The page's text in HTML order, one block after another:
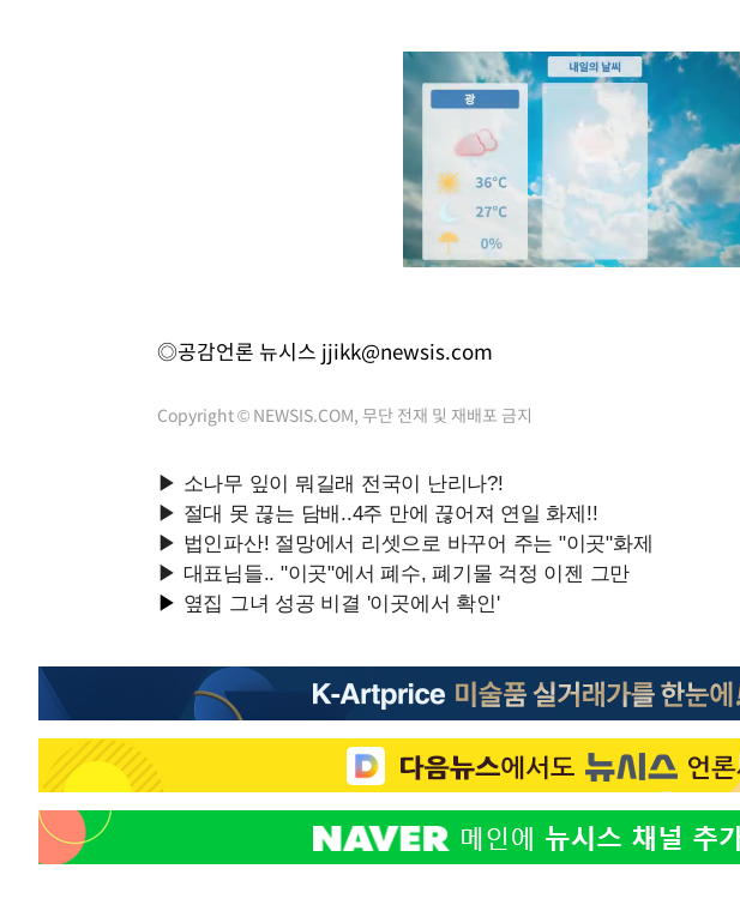
◎공감언론 뉴시스 jjikk@newsis.com
Copyright © NEWSIS.COM, 무단 전재 및 재배포 금지